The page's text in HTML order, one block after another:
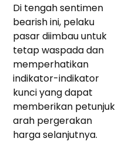
Di tengah sentimen
bearish ini, pelaku
pasar diimbau untuk
tetap waspada dan
memperhatikan
indikator-indikator
kunci yang dapat
memberikan petunjuk
arah pergerakan
harga selanjutnya.